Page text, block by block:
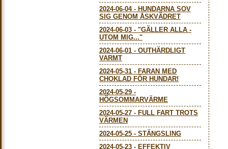
2024-06-04- HUNDARNA SOV
SIG GENOM ÅSKVÄDRET
2024-06-03 - "GÄLLER ALLA -
UTOM MIG..."
2024-06-01 - OUTHÄRDLIGT
VARMT
2024-05-31 - FARAN MED
CHOKLAD FÖR HUNDAR!
2024-05-29 -
HÖGSOMMARVÄRME
2024-05-27 - FULL FART TROTS
VÄRMEN
2024-05-25 - STÄNGSLING
2024-05-23 - EFFEKTIV